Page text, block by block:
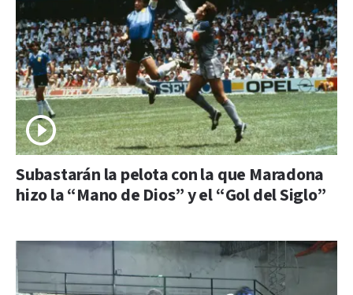
Subastarán la pelota con la que Maradona
hizo la “Mano de Dios” y el “Gol del Siglo”